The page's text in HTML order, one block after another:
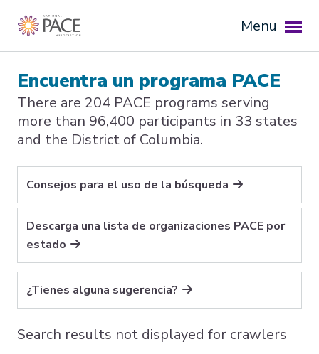
Menu
Encuentra un programa PACE
There are 204 PACE programs serving
more than 96,400 participants in 33 states
and the District of Columbia.
Consejos para el uso de la búsqueda
Descarga una lista de organizaciones PACE por
estado
¿Tienes alguna sugerencia?
Search results not displayed for crawlers